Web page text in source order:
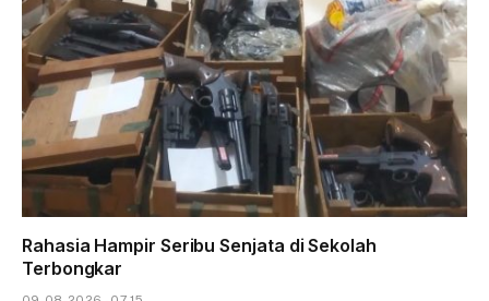
Rahasia Hampir Seribu Senjata di Sekolah
Terbongkar